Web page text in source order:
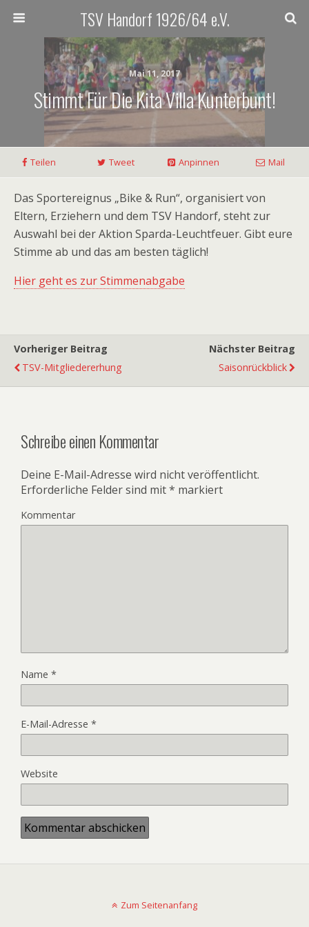
TSV Handorf 1926/64 e.V.
Mai 11, 2017
Stimmt Für Die Kita Villa Kunterbunt!
Teilen Tweet Anpinnen Mail
Das Sportereignus „Bike & Run“, organisiert von
Eltern, Erziehern und dem TSV Handorf, steht zur
Auswahl bei der Aktion Sparda-Leuchtfeuer. Gibt eure
Stimme ab und das am besten täglich!
Hier geht es zur Stimmenabgabe
Vorheriger Beitrag
TSV-Mitgliedererhung
Nächster Beitrag
Saisonrückblick
Schreibe einen Kommentar
Deine E-Mail-Adresse wird nicht veröffentlicht.
Erforderliche Felder sind mit* markiert
Kommentar
Name *
E-Mail-Adresse *
Website
Zum Seitenanfang